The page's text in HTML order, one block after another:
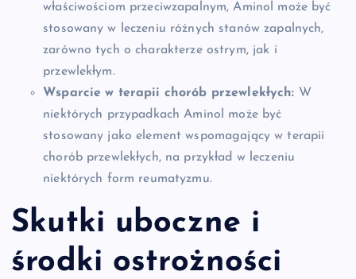
właściwościom przeciwzapalnym, Aminol może być
stosowany w leczeniu różnych stanów zapalnych,
zarówno tych o charakterze ostrym, jak i
przewlekłym.
Wsparcie w terapii chorób przewlekłych: W
niektórych przypadkach Aminol może być
stosowany jako element wspomagający w terapii
chorób przewlekłych, na przykład w leczeniu
niektórych form reumatyzmu.
Skutki uboczne i
środki ostrożności